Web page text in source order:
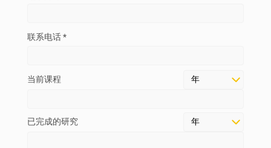
联系电话 *
当前课程
已完成的研究